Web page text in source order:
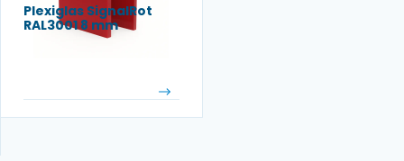
Plexiglas SignalRot
RAL3001 8 mm